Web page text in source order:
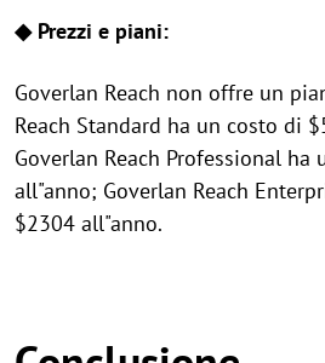
◆ Prezzi e piani:
Goverlan Reach non offre un
Reach Standard ha un costo di
Goverlan Reach Professional
all"anno; Goverlan Reach
$2304 all"anno.